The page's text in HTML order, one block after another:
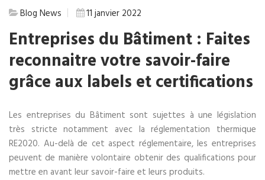
Blog News 11 janvier 2022
Entreprises du Bâtiment : Faites
reconnaitre votre savoir-faire
grâce aux labels et certifications
Les entreprises du Bâtiment sont sujettes à une législation
très stricte notamment avec la réglementation thermique
RE2020. Au-delà de cet aspect réglementaire, les entreprises
peuvent de manière volontaire obtenir des qualifications pour
mettre en avant leur savoir-faire et leurs produits.